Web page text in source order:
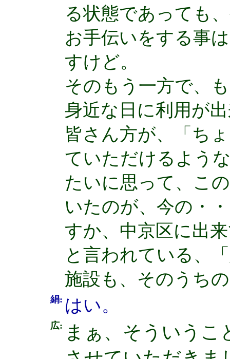
る状態であっても
お手伝いをする事
すけど。
そのもう一方で、
身近な日に利用が
皆さん方が、「ち
ていただけるよう
たいに思って、こ
いたのが、今の・
すか、中京区に出
と言われている、
施設も、そのうち
絹: はい。
広: まぁ、そういうこ